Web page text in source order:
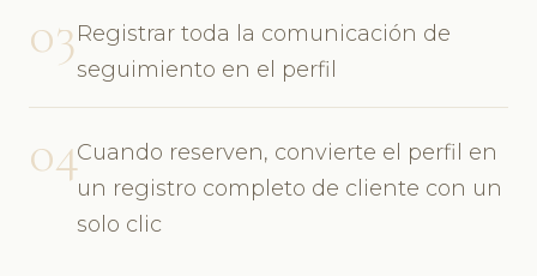
03Registrar toda la comunicación de
seguimiento en el perfil
04Cuando reserven, convierte el perfil en
un registro completo de cliente con un
solo clic